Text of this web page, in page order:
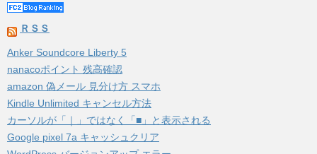
ＲＳＳ
Anker Soundcore Liberty 5
nanacoポイント 残高確認
amazon 偽メール 見分け方 スマホ
Kindle Unlimited キャンセル方法
カーソルが「｜」ではなく「■」と表示される
Google pixel 7a キャッシュクリア